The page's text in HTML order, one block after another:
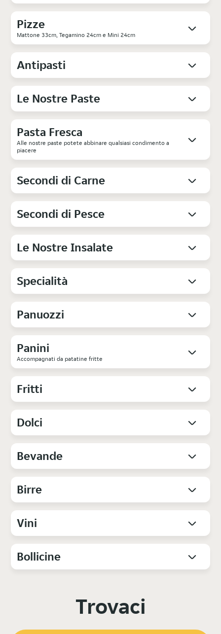
Pizze
Mattone 33cm, Tegamino 24cm e Mini 24cm
Antipasti
Le Nostre Paste
Pasta Fresca
Alle nostre paste potete abbinare qualsiasi condimento a
piacere
Secondi di Carne
Secondi di Pesce
Le Nostre Insalate
Specialità
Panuozzi
Panini
Accompagnati da patatine fritte
Fritti
Dolci
Bevande
Birre
Vini
Bollicine
Trovaci